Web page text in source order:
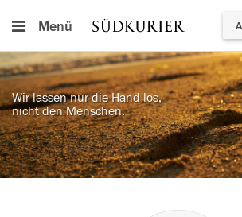
Menü
Wir lassen nur die Hand los,
nicht den Menschen.